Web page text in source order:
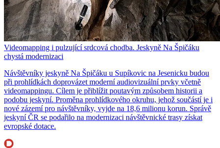
Videomapping i pulzující srdcová chodba. Jeskyně Na Špičáku
chystá modernizaci
Návštěvníky jeskyně Na Špičáku u Supíkovic na Jesenicku budou
při prohlídkách doprovázet moderní audiovizuální prvky včetně
videomappingu. Cílem je přiblížit poutavým způsobem historii a
podobu jeskyní. Proměna prohlídkového okruhu, jehož součástí je i
nové zázemí pro návštěvníky, vyjde na 18,6 milionu korun. Správě
jeskyní ČR se podařilo na modernizaci návštěvnické trasy získat
evropské dotace.